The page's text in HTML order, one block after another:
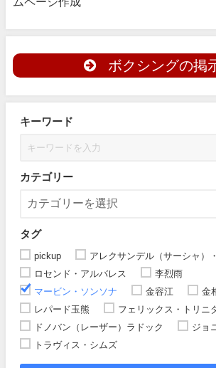
ボクシングの掲
キーワード
カテゴリー
タグ
pickup
アレクサンデル（サーシャ）
ロセンド・アルバレス
李烈雨
マービン・ソンソナ
金容江
金
レパード玉熊
フェリックス・トリニ
ドノバン（レーザー）ラドック
ジョ
トラヴィス・シムズ